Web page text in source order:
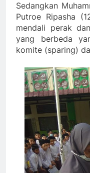
Sedangkan
Putroe Ripasha
mendali perak
yang berbeda
komite (sparing)